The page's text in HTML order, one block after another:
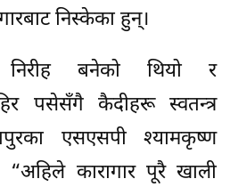
निस्केका हुन्।
निरीह बनेको थियो र
पसेसँगै कैदीहरू स्वतन्त्र
एसएसपी श्यामकृष्ण
“अहिले कारागार पूरै खाली